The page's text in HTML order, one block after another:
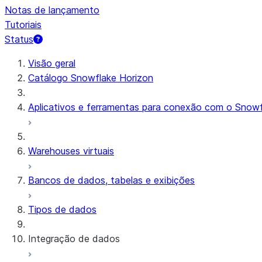
Notas de lançamento
Tutoriais
Status
Visão geral
Catálogo Snowflake Horizon
Aplicativos e ferramentas para conexão com o
Warehouses virtuais
Bancos de dados, tabelas e exibições
Tipos de dados
Integração de dados